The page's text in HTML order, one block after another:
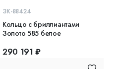
ЗК-88424
Кольцо с бриллиантами
Золото 585 белое
290 191 ₽